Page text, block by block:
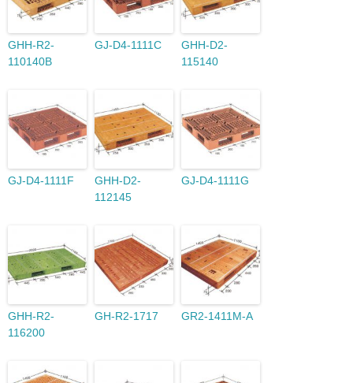
GHH-R2-
110140B
GJ-D4-1111C
GHH-D2-
115140
GJ-D4-1111F
GHH-D2-
112145
GJ-D4-1111G
GHH-R2-
116200
GH-R2-1717 GR2-1411M-A